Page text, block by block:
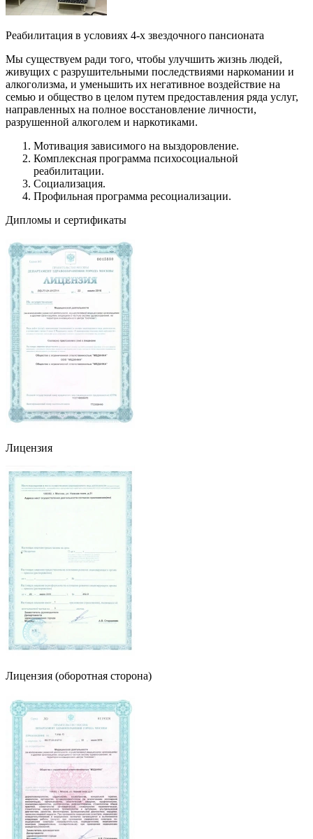
Реабилитация в условиях 4-х звездочного пансионата
Мы существуем ради того, чтобы улучшить жизнь людей,
живущих с разрушительными последствиями наркомании и
алкоголизма, и уменьшить их негативное воздействие на
семью и общество в целом путем предоставления ряда услуг,
направленных на полное восстановление личности,
разрушенной алкоголем и наркотиками.
Мотивация зависимого на выздоровление.
Комплексная программа психосоциальной
реабилитации.
Социализация.
Профильная программа ресоциализации.
Дипломы и сертификаты
Лицензия
Лицензия (оборотная сторона)